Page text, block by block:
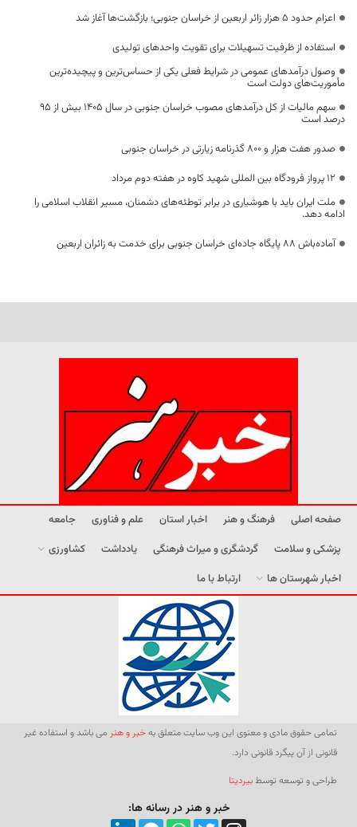
اعزام حدود 5 هزار زائر اربعین از خراسان جنوبی؛ بازگشت‌ها آغاز شد
استفاده از ظرفیت تسهیلات برای تقویت واحدهای تولیدی
وصول درآمدهای عمومی در شرایط فعلی یکی از حساس‌ترین و پیچیده‌ترین
مأموریت‌های دولت است
سهم مالیات از کل درآمدهای مصوب خراسان جنوبی در سال ۱۴۰۵ بیش از ۹۵
درصد است
صدور هفت هزار و ۸۰۰ گذرنامه زیارتی در خراسان جنوبی
۱۲ پرواز فرودگاه بین المللی شهید کاوه در هفته دوم مرداد
ملت ایران باید با هوشیاری در برابر توطئه‌های دشمنان، مسیر انقلاب اسلامی را
ادامه دهد.
آماده‌باش ۸۸ پایگاه جاده‌ای خراسان جنوبی برای خدمت به زائران اربعین
صفحه اصلی فرهنگ و هنر اخبار استان علم و فناوری
جامعه
پزشکی و سلامت
گردشگری و میراث فرهنگی یادداشت
کشاورزی
اخبار شهرستان ها
ارتباط با ما
تمامی حقوق مادی و معنوی این وب سایت متعلق بهخبر و هنر می باشد و استفاده غیر
قانونی از آن پیگرد قانونی دارد.
طراحی و توسعه توسطبیردیتا
خبر و هنر در رسانه ها: